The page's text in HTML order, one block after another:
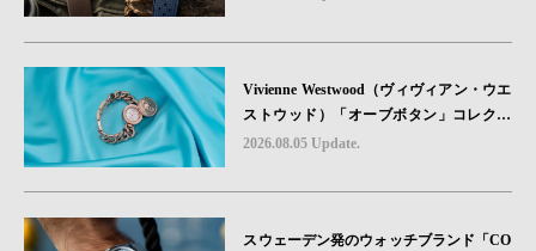
砂を文字盤に閉じ込めた「A-11」コレク
Vivienne Westwood（ヴィヴィアン・ウエ
ストウッド）「オーブボタン」コレクシ
ョンに、⽇本限定カラーのローズゴール
2026.08.05 Update.
スウェーデン発のウォッチブランド「CO